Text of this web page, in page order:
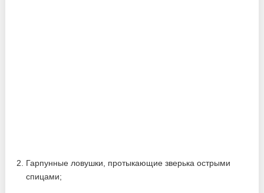
Гарпунные ловушки, протыкающие зверька острыми
спицами;